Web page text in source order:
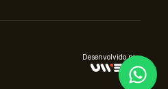
Desenvolvido por: